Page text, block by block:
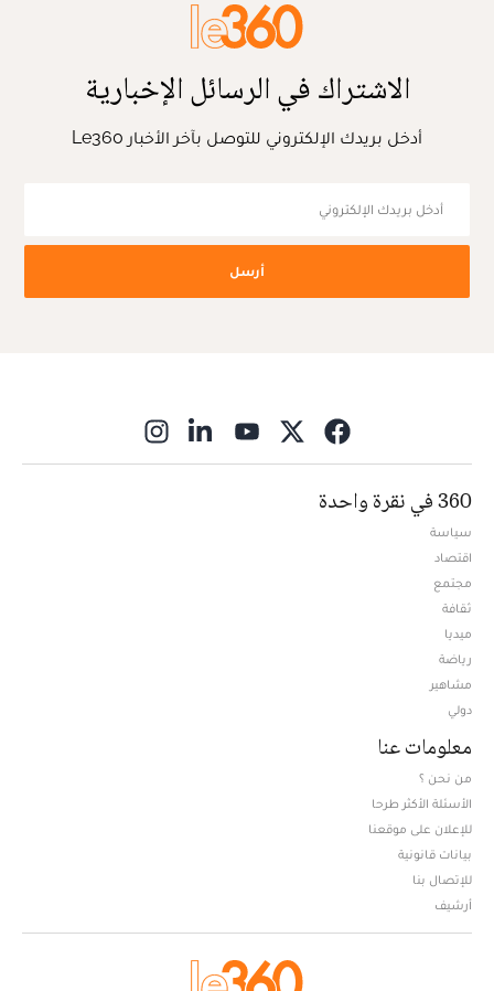
الاشتراك في الرسائل الإخبارية
أدخل بريدك الإلكتروني للتوصل بآخر الأخبار Le360
أرسل
360 في نقرة واحدة
سياسة
اقتصاد
مجتمع
ثقافة
ميديا
رياضة
مشاهير
دولي
معلومات عنا
من نحن ؟
الأسئلة الأكثر طرحا
للإعلان على موقعنا
بيانات قانونية
للإتصال بنا
أرشيف